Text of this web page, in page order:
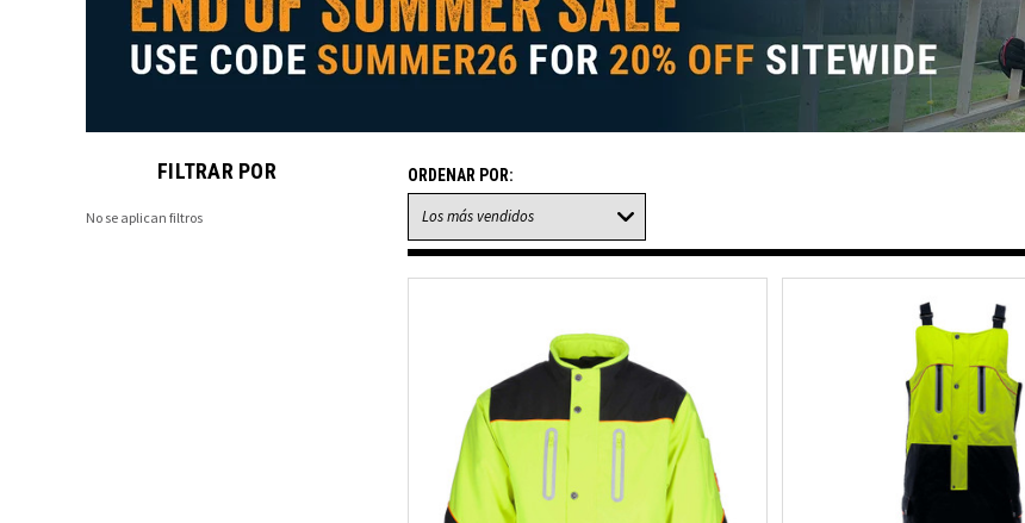
FILTRAR POR
No se aplican filtros
ORDENAR POR: